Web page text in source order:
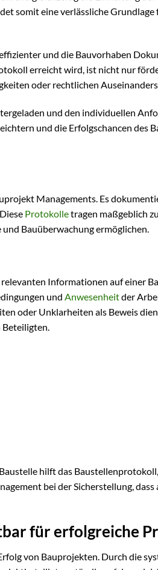
somit eine verlässliche Grundlage
und die Bauvorhaben
erreicht wird, ist nicht nur
oder rechtlichen
und den individuellen
und die Erfolgschancen des
Managements. Es
Protokolletragen maßgeblich
Bauüberwachung ermöglichen.
Informationen auf einer
und Anwesenheitder
oder Unklarheiten als Beweis
Beteiligten.
hilft das
bei der Sicherstellung, dass
für erfolgreiche
von Bauprojekten. Durch die